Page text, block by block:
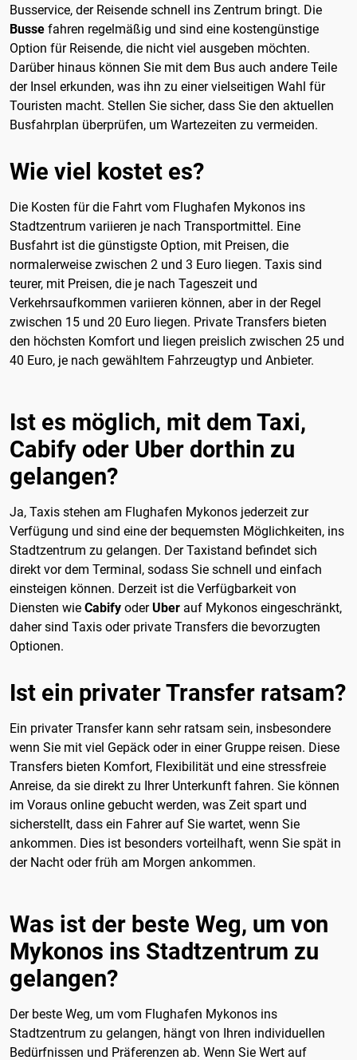
Busservice, der Reisende schnell ins Zentrum bringt. Die
Busse fahren regelmäßig und sind eine kostengünstige
Option für Reisende, die nicht viel ausgeben möchten.
Darüber hinaus können Sie mit dem Bus auch andere Teile
der Insel erkunden, was ihn zu einer vielseitigen Wahl für
Touristen macht. Stellen Sie sicher, dass Sie den aktuellen
Busfahrplan überprüfen, um Wartezeiten zu vermeiden.
Wie viel kostet es?
Die Kosten für die Fahrt vom Flughafen Mykonos ins
Stadtzentrum variieren je nach Transportmittel. Eine
Busfahrt ist die günstigste Option, mit Preisen, die
normalerweise zwischen 2 und 3 Euro liegen. Taxis sind
teurer, mit Preisen, die je nach Tageszeit und
Verkehrsaufkommen variieren können, aber in der Regel
zwischen 15 und 20 Euro liegen. Private Transfers bieten
den höchsten Komfort und liegen preislich zwischen 25 und
40 Euro, je nach gewähltem Fahrzeugtyp und Anbieter.
Ist es möglich, mit dem Taxi,
Cabify oder Uber dorthin zu
gelangen?
Ja, Taxis stehen am Flughafen Mykonos jederzeit zur
Verfügung und sind eine der bequemsten Möglichkeiten, ins
Stadtzentrum zu gelangen. Der Taxistand befindet sich
direkt vor dem Terminal, sodass Sie schnell und einfach
einsteigen können. Derzeit ist die Verfügbarkeit von
Diensten wie Cabify oderUber auf Mykonos eingeschränkt,
daher sind Taxis oder private Transfers die bevorzugten
Optionen.
Ist ein privater Transfer ratsam?
Ein privater Transfer kann sehr ratsam sein, insbesondere
wenn Sie mit viel Gepäck oder in einer Gruppe reisen. Diese
Transfers bieten Komfort, Flexibilität und eine stressfreie
Anreise, da sie direkt zu Ihrer Unterkunft fahren. Sie können
im Voraus online gebucht werden, was Zeit spart und
sicherstellt, dass ein Fahrer auf Sie wartet, wenn Sie
ankommen. Dies ist besonders vorteilhaft, wenn Sie spät in
der Nacht oder früh am Morgen ankommen.
Was ist der beste Weg, um von
Mykonos ins Stadtzentrum zu
gelangen?
Der beste Weg, um vom Flughafen Mykonos ins
Stadtzentrum zu gelangen, hängt von Ihren individuellen
Bedürfnissen und Präferenzen ab. Wenn Sie Wert auf